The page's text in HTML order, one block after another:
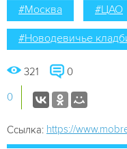
#Москва #ЦАО
#Новодевичье
321 0
0
Ссылка: https://